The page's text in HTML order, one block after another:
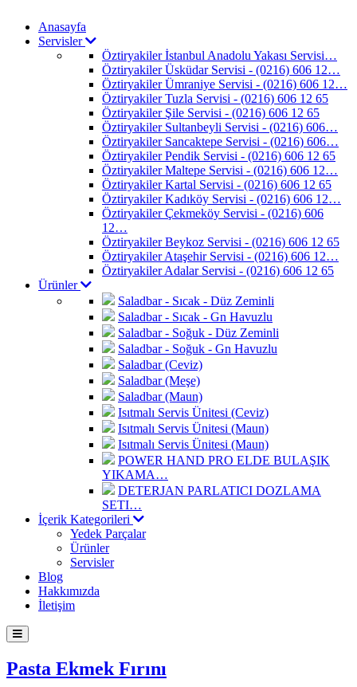
Anasayfa
Servisler
Öztiryakiler İstanbul Anadolu Yakası Servisi…
Öztiryakiler Üsküdar Servisi - (0216) 606 12…
Öztiryakiler Ümraniye Servisi - (0216) 606 12…
Öztiryakiler Tuzla Servisi - (0216) 606 12 65
Öztiryakiler Şile Servisi - (0216) 606 12 65
Öztiryakiler Sultanbeyli Servisi - (0216) 606…
Öztiryakiler Sancaktepe Servisi - (0216) 606…
Öztiryakiler Pendik Servisi - (0216) 606 12 65
Öztiryakiler Maltepe Servisi - (0216) 606 12…
Öztiryakiler Kartal Servisi - (0216) 606 12 65
Öztiryakiler Kadıköy Servisi - (0216) 606 12…
Öztiryakiler Çekmeköy Servisi - (0216) 606
12…
Öztiryakiler Beykoz Servisi - (0216) 606 12 65
Öztiryakiler Ataşehir Servisi - (0216) 606 12…
Öztiryakiler Adalar Servisi - (0216) 606 12 65
Ürünler
Saladbar - Sıcak - Düz Zeminli
Saladbar - Sıcak - Gn Havuzlu
Saladbar - Soğuk - Düz Zeminli
Saladbar - Soğuk - Gn Havuzlu
Saladbar (Ceviz)
Saladbar (Meşe)
Saladbar (Maun)
Isıtmalı Servis Ünitesi (Ceviz)
Isıtmalı Servis Ünitesi (Maun)
Isıtmalı Servis Ünitesi (Maun)
POWER HAND PRO ELDE BULAŞIK
YIKAMA…
DETERJAN PARLATICI DOZLAMA
SETI…
İçerik Kategorileri
Yedek Parçalar
Ürünler
Servisler
Blog
Hakkımızda
İletişim
Pasta Ekmek Fırını